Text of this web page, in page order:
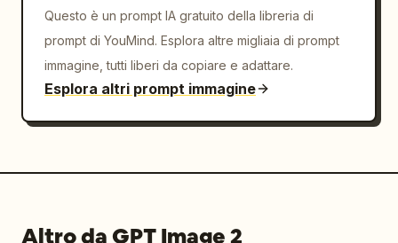
Questo è un prompt IA gratuito della libreria di
prompt di YouMind. Esplora altre migliaia di prompt
immagine, tutti liberi da copiare e adattare.
Esplora altri prompt immagine
Altro da GPT Image 2